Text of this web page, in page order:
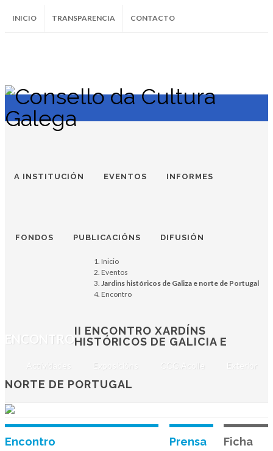
INICIO TRANSPARENCIA CONTACTO
InstagramFacebookTwitter Soundcloud
Youtube
A INSTITUCIÓN EVENTOS INFORMES
FONDOS PUBLICACIÓNS DIFUSIÓN
ENCONTRO
Actividades Exposicións CCG.Acolle Exterior
II ENCONTRO XARDÍNS
HISTÓRICOS DE GALICIA E
NORTE DE PORTUGAL
Inicio
Eventos
Jardins históricos de Galiza e norte de Portugal
Encontro
JARDINS HISTÓRICOS DE GALIZA E
NORTE DE PORTUGAL
II Encontro Xardíns
históricos de Galicia
e norte de Portugal
SANTIAGO DE COMPOSTELA
Encontro Prensa
Ficha